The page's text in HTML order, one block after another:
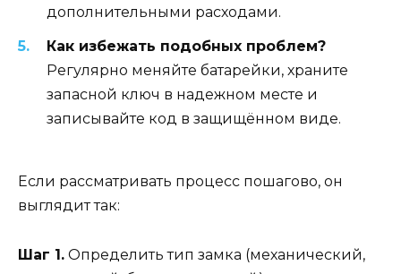
дополнительными расходами.
Как избежать подобных проблем?
Регулярно меняйте батарейки, храните
запасной ключ в надежном месте и
записывайте код в защищённом виде.
Если рассматривать процесс пошагово, он
выглядит так:
Шаг 1. Определить тип замка (механический,